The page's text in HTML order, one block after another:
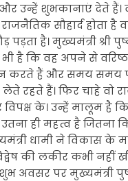
उन्हें शुभकानाएं देते हैं।
सौहार्द होता है
पड़ता है। मुख्यमंत्री श्री
है कि वह अपने से
करते हैं और समय समय
लेते रहते हैं। फिर चाहे वो
विपक्ष के। उन्हें मालूम है
ही महत्व है जितना
धामी ने विकास के
की लकीर कभी नहीं
अवसर पर मुख्यमंत्री